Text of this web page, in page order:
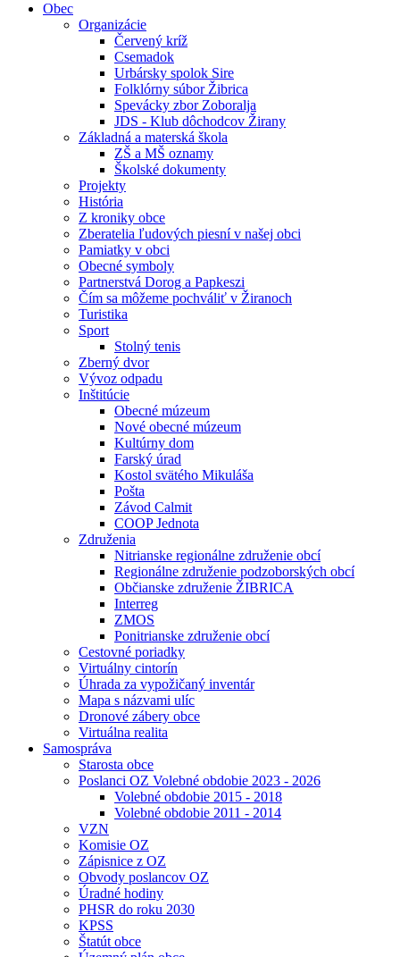
Obec
Organizácie
Červený kríž
Csemadok
Urbársky spolok Sire
Folklórny súbor Žibrica
Spevácky zbor Zoboralja
JDS - Klub dôchodcov Žirany
Základná a materská škola
ZŠ a MŠ oznamy
Školské dokumenty
Projekty
História
Z kroniky obce
Zberatelia ľudových piesní v našej obci
Pamiatky v obci
Obecné symboly
Partnerstvá Dorog a Papkeszi
Čím sa môžeme pochváliť v Žiranoch
Turistika
Sport
Stolný tenis
Zberný dvor
Vývoz odpadu
Inštitúcie
Obecné múzeum
Nové obecné múzeum
Kultúrny dom
Farský úrad
Kostol svätého Mikuláša
Pošta
Závod Calmit
COOP Jednota
Združenia
Nitrianske regionálne združenie obcí
Regionálne združenie podzoborských obcí
Občianske združenie ŽIBRICA
Interreg
ZMOS
Ponitrianske združenie obcí
Cestovné poriadky
Virtuálny cintorín
Úhrada za vypožičaný inventár
Mapa s názvami ulíc
Dronové zábery obce
Virtuálna realita
Samospráva
Starosta obce
Poslanci OZ Volebné obdobie 2023 - 2026
Volebné obdobie 2015 - 2018
Volebné obdobie 2011 - 2014
VZN
Komisie OZ
Zápisnice z OZ
Obvody poslancov OZ
Úradné hodiny
PHSR do roku 2030
KPSS
Štatút obce